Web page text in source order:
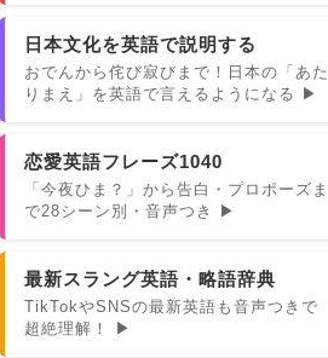
日本文化を英語で説明する
おでんから侘び寂びまで！日本の「あた
りまえ」を英語で言えるようになる ▶
恋愛英語フレーズ1040
「今夜ひま？」から告白・プロポーズま
で28シーン別・音声つき ▶
最新スラング英語・略語辞典
TikTokやSNSの最新英語も音声つきで
超絶理解！ ▶